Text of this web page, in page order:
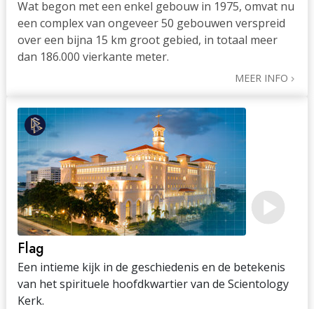
Wat begon met een enkel gebouw in 1975, omvat nu
een complex van ongeveer 50 gebouwen verspreid
over een bijna 15 km groot gebied, in totaal meer
dan 186.000 vierkante meter.
MEER INFO
Flag
Een intieme kijk in de geschiedenis en de betekenis
van het spirituele hoofdkwartier van de Scientology
Kerk.